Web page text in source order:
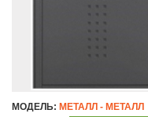
МОДЕЛЬ: МЕТАЛЛ - МЕТАЛЛ